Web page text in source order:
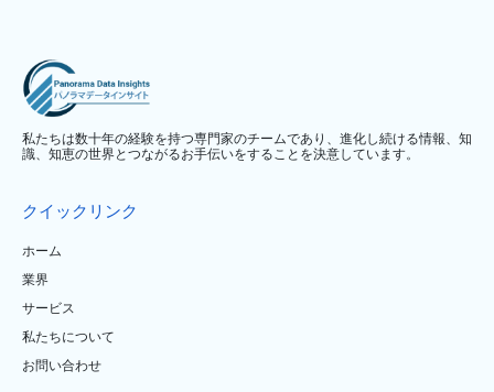
私たちは数十年の経験を持つ専門家のチームであり、進化し続ける情報、知
識、知恵の世界とつながるお手伝いをすることを決意しています。
クイックリンク
ホーム
業界
サービス
私たちについて
お問い合わせ